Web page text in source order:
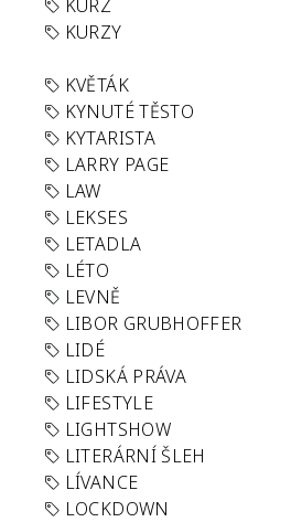
KURZ
KURZY
KVĚTÁK
KYNUTÉ TĚSTO
KYTARISTA
LARRY PAGE
LAW
LEKSES
LETADLA
LÉTO
LEVNĚ
LIBOR GRUBHOFFER
LIDÉ
LIDSKÁ PRÁVA
LIFESTYLE
LIGHTSHOW
LITERÁRNÍ ŠLEH
LÍVANCE
LOCKDOWN